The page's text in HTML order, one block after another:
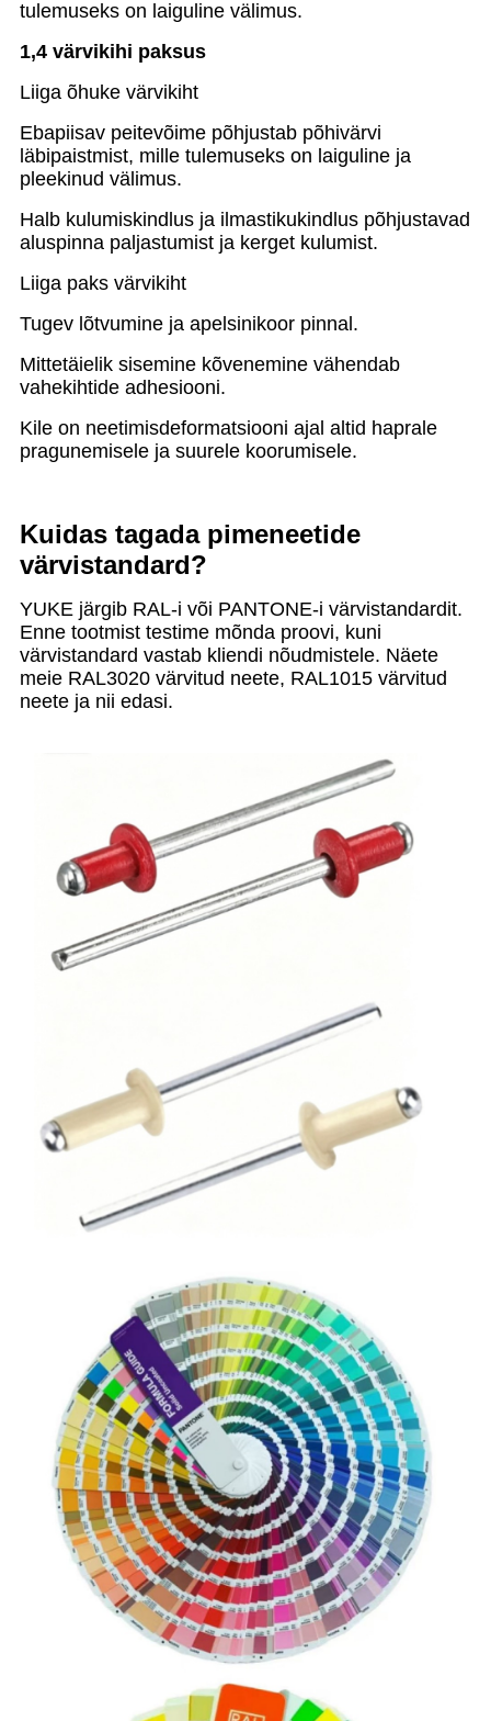
tulemuseks on laiguline välimus.
1,4 värvikihi paksus
Liiga õhuke värvikiht
Ebapiisav peitevõime põhjustab põhivärvi
läbipaistmist, mille tulemuseks on laiguline ja
pleekinud välimus.
Halb kulumiskindlus ja ilmastikukindlus põhjustavad
aluspinna paljastumist ja kerget kulumist.
Liiga paks värvikiht
Tugev lõtvumine ja apelsinikoor pinnal.
Mittetäielik sisemine kõvenemine vähendab
vahekihtide adhesiooni.
Kile on neetimisdeformatsiooni ajal altid haprale
pragunemisele ja suurele koorumisele.
Kuidas tagada pimeneetide
värvistandard?
YUKE järgib RAL-i või PANTONE-i värvistandardit.
Enne tootmist testime mõnda proovi, kuni
värvistandard vastab kliendi nõudmistele. Näete
meie RAL3020 värvitud neete, RAL1015 värvitud
neete ja nii edasi.